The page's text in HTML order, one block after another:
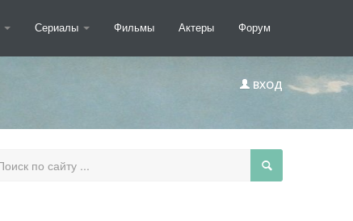
Сериалы Фильмы Актеры Форум
ВХОД